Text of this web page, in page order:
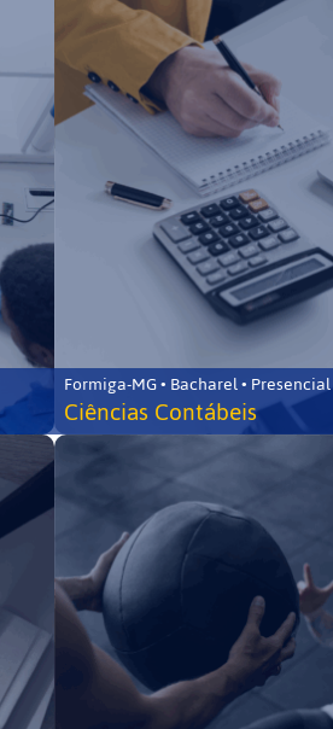
Formiga-MG • Bacharel • Presencial
Ciências Contábeis